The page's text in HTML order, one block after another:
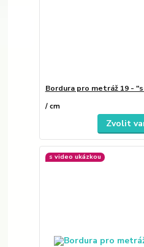
Bordura pro metráž 19 -
/cm
Zvolit
s video ukázkou